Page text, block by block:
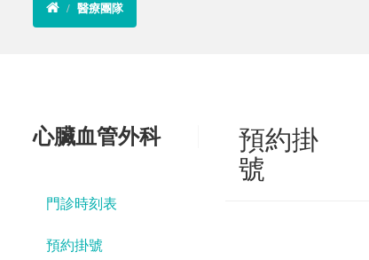
醫療團隊
心臟血管外科
門診時刻表
預約掛號
預約掛
號